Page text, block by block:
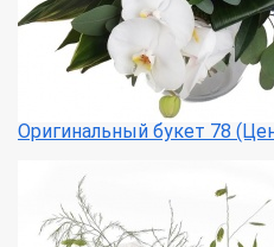
Оригинальный букет 78